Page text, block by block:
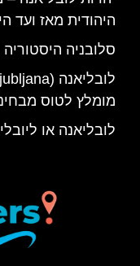
היהודית מאז ועד
סלובניה
מומלץ לטוס
לובליאנה או